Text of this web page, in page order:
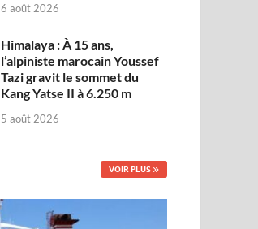
6 août 2026
Himalaya : À 15 ans,
l’alpiniste marocain Youssef
Tazi gravit le sommet du
Kang Yatse II à 6.250 m
5 août 2026
VOIR PLUS